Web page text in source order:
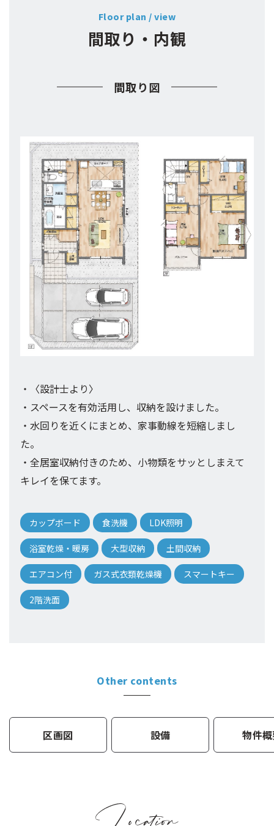
設備
Floor plan / view
間取り・内観
間取り図
・〈設計士より〉
・スペースを有効活用し、収納を設けました。
・水回りを近くにまとめ、家事動線を短縮しまし
た。
・全居室収納付きのため、小物類をサッとしまえて
キレイを保てます。
カップボード 食洗機 LDK照明
浴室乾燥・暖房 大型収納 土間収納
エアコン付 ガス式衣類乾燥機 スマートキー
2階洗面
Other contents
区画図 設備 物件